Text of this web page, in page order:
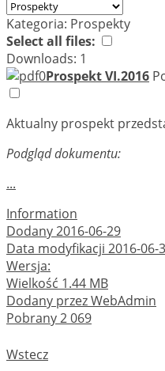
Kategoria: Prospekty
Select all files:
Downloads: 1
Prospekt VI.2016
Aktualny prospekt
Podgląd dokumentu:
...
Information
Dodany2016-06-29
Data modyfikacji 2016-06-
Wersja:
Wielkość 1.44 MB
Dodany przezWebAdmin
Pobrany2 069
Wstecz